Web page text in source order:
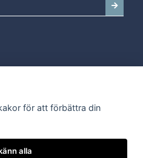
Leksandför att förbättra din
alla